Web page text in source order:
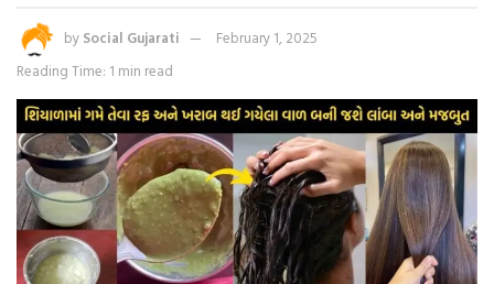
by Social Gujarati
February 1, 2025
Reading Time: 1 min read